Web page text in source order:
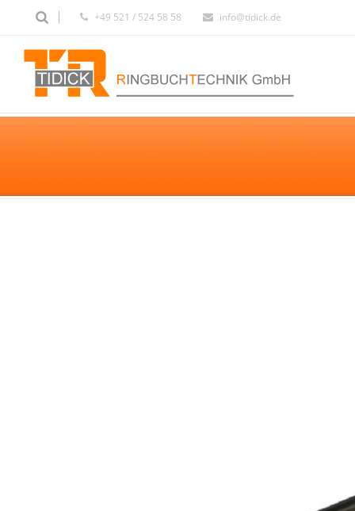
+49 521 / 524 58 58 info@tidick.de